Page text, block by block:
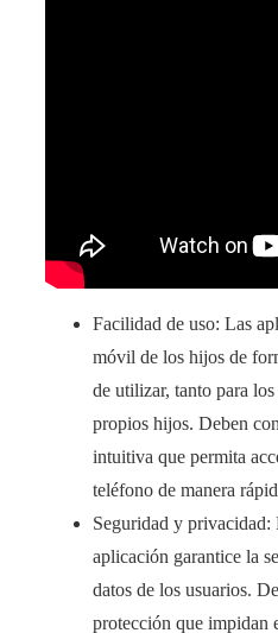
Facilidad de uso: Las
móvil de los hijos de
de utilizar, tanto para
propios hijos. Deben
intuitiva que permita
teléfono de manera
Seguridad y privacidad:
aplicación garantice la
datos de los usuarios.
protección que impidan